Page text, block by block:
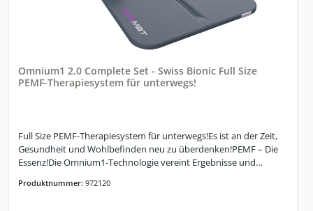
Omnium1 2.0 Complete Set - Swiss Bionic Full Size
PEMF-Therapiesystem für unterwegs!
Full Size PEMF-Therapiesystem für unterwegs!Es ist an der Zeit,
Gesundheit und Wohlbefinden neu zu überdenken!PEMF – Die
Essenz!Die Omnium1-Technologie vereint Ergebnisse und
einzigartigen Potenzial, alle notwendigen und natürlich
Produktnummer: 972120